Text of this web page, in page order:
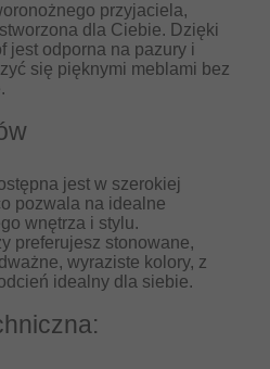
przyjaciela,
dla Ciebie. Dzięki
jest odporna na pazury i
się pięknymi meblami bez
jest w szerokiej
pozwala na idealne
wnętrza i stylu.
preferujesz stonowane,
wyraziste kolory, z
idealny dla siebie.